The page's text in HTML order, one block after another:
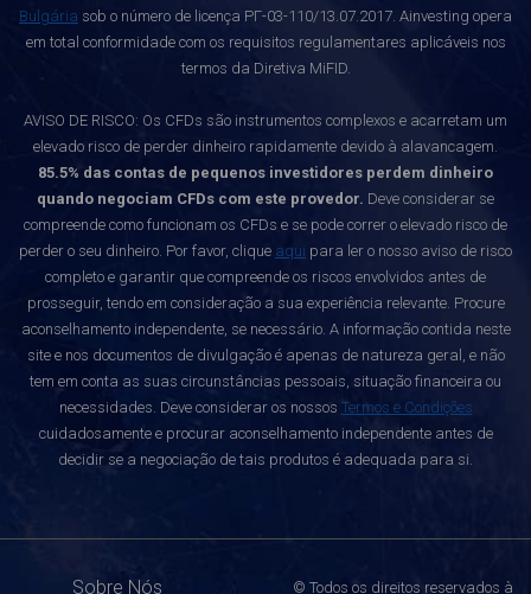
Bulgária sob o número de licença РГ-03-110/13.07.2017. Ainvesting opera
em total conformidade com os requisitos regulamentares aplicáveis nos
termos da Diretiva MiFID.
AVISO DE RISCO: Os CFDs são instrumentos complexos e acarretam um
elevado risco de perder dinheiro rapidamente devido à alavancagem.
85.5% das contas de pequenos investidores perdem dinheiro
quando negociam CFDs com este provedor. Deve considerar se
compreende como funcionam os CFDs e se pode correr o elevado risco de
perder o seu dinheiro. Por favor, clique aqui para ler o nosso aviso de risco
completo e garantir que compreende os riscos envolvidos antes de
prosseguir, tendo em consideração a sua experiência relevante. Procure
aconselhamento independente, se necessário. A informação contida neste
site e nos documentos de divulgação é apenas de natureza geral, e não
tem em conta as suas circunstâncias pessoais, situação financeira ou
necessidades. Deve considerar os nossos Termos e Condições
cuidadosamente e procurar aconselhamento independente antes de
decidir se a negociação de tais produtos é adequada para si.
Sobre Nós © Todos os direitos reservados à